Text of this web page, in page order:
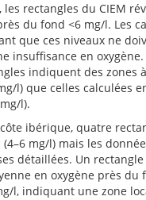
les rectangles du CIEM
du fond <6 mg/l. Les
que ces niveaux ne
insuffisance en oxygène.
indiquent des zones
l) que celles calculées
l).
ibérique, quatre
mg/l) mais les
détaillées. Un
en oxygène près du
l, indiquant une zone